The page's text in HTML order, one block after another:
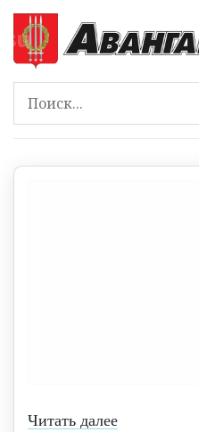
Читать далее